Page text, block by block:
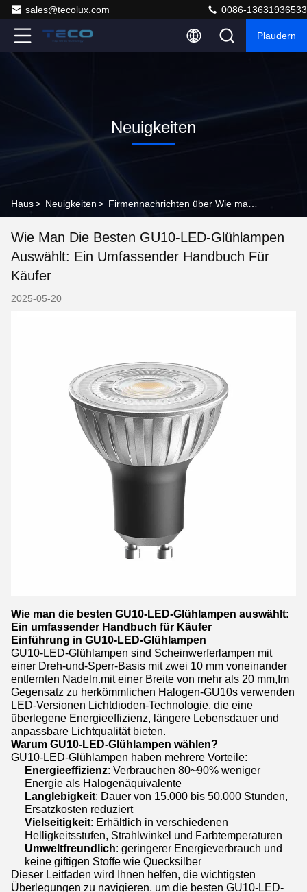
sales@tecolux.com 0086-13631936533
Plaudern
Neuigkeiten
Haus> Neuigkeiten>
Wie Man Die Besten GU10-LED-Glühlampen
Auswählt: Ein Umfassender Handbuch Für
Käufer
2025-05-20
Wie man die besten GU10-LED-Glühlampen auswählt:
Ein umfassender Handbuch für Käufer
Einführung in GU10-LED-Glühlampen
GU10-LED-Glühlampen sind Scheinwerferlampen mit
einer Dreh-und-Sperr-Basis mit zwei 10 mm voneinander
entfernten Nadeln.mit einer Breite von mehr als 20 mm,Im
Gegensatz zu herkömmlichen Halogen-GU10s verwenden
LED-Versionen Lichtdioden-Technologie, die eine
überlegene Energieeffizienz, längere Lebensdauer und
anpassbare Lichtqualität bieten.
Warum GU10-LED-Glühlampen wählen?
GU10-LED-Glühlampen haben mehrere Vorteile:
Energieeffizienz: Verbrauchen 80~90% weniger
Energie als Halogenäquivalente
Langlebigkeit: Dauer von 15.000 bis 50.000 Stunden,
Ersatzkosten reduziert
Vielseitigkeit: Erhältlich in verschiedenen
Helligkeitsstufen, Strahlwinkel und Farbtemperaturen
Umweltfreundlich: geringerer Energieverbrauch und
keine giftigen Stoffe wie Quecksilber
Dieser Leitfaden wird Ihnen helfen, die wichtigsten
Überlegungen zu navigieren, um die besten GU10-LED-